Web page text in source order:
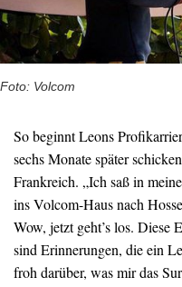
Foto: Volcom
So beginnt Leons
sechs Monate später
Frankreich. „Ich saß in
ins Volcom-Haus nach
Wow, jetzt geht’s los. Diese
sind Erinnerungen, die ein
froh darüber, was mir das